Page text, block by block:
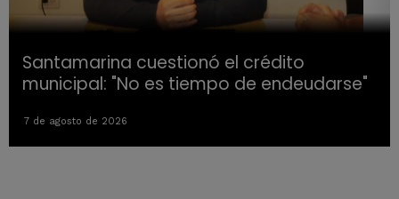
Santamarina cuestionó el crédito
municipal: "No es tiempo de endeudarse"
7 de agosto de 2026